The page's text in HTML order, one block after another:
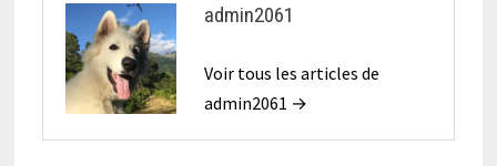
admin2061
Voir tous les articles de
admin2061 →